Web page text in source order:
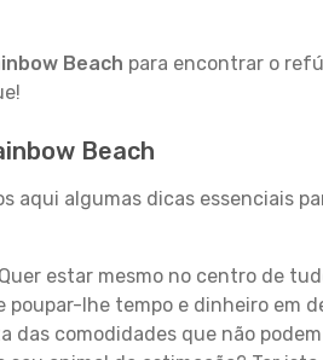
Beach para encontrar o
Beach
aqui algumas dicas essenciais
estar mesmo no centro de
lhe tempo e dinheiro em
das comodidades que não